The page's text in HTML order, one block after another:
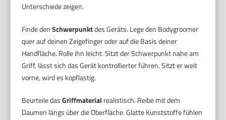
Unterschiede zeigen.
Finde denSchwerpunktdes Geräts. Lege den Bodygroomer
quer auf deinen Zeigefinger oder auf die Basis deiner
Handfläche. Rolle ihn leicht. Sitzt der Schwerpunkt nahe am
Griff, lässt sich das Gerät kontrollierter führen. Sitzt er weit
vorne, wird es kopflastig.
Beurteile dasGriffmaterial realistisch. Reibe mit dem
Daumen längs über die Oberfläche. Glatte Kunststoffe fühlen